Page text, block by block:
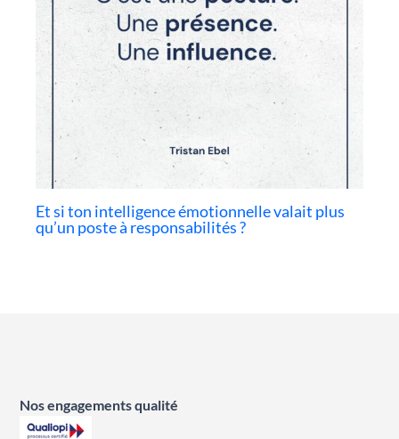
Et si ton intelligence émotionnelle valait plus
qu’un poste à responsabilités ?
Nos engagements qualité